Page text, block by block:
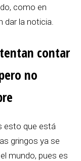
como en
dar la noticia.
contar
no
esto que está
gringos ya se
mundo, pues es